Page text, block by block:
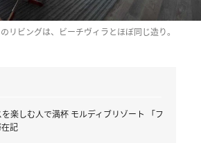
リビングは、ビーチヴィラとほぼ同じ造り。
楽しむ人で満杯 モルディブリゾート 「フ
記